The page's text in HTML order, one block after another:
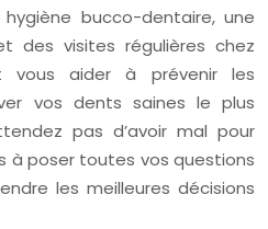
bucco-dentaire, une
des visites régulières chez
vous aider à prévenir les
vos dents saines le plus
pas d’avoir mal pour
à poser toutes vos questions
les meilleures décisions